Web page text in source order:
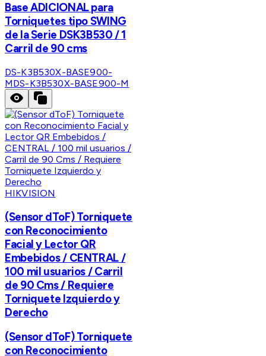
Base ADICIONAL para
Torniquetes tipo SWING
de la Serie DSK3B530 / 1
Carril de 90 cms
DS-K3B530X-BASE900-
MDS-K3B530X-BASE900-M
HIKVISION
(Sensor dToF) Torniquete
con Reconocimiento
Facial y Lector QR
Embebidos / CENTRAL /
100 mil usuarios / Carril
de 90 Cms / Requiere
Torniquete Izquierdo y
Derecho
(Sensor dToF) Torniquete
con Reconocimiento